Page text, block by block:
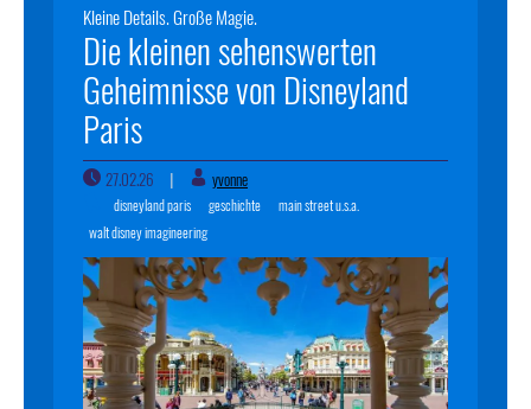
Kleine Details. Große Magie.
Die kleinen sehenswerten
Geheimnisse von Disneyland
Paris
27.02.26 | yvonne
disneyland paris geschichte
main street u.s.a.
walt disney imagineering